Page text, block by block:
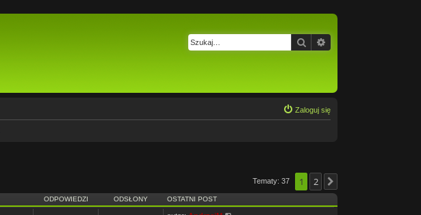
Szukaj
Zaloguj się
Tematy: 37 1 2
ODPOWIEDZI ODSŁONY OSTATNI POST